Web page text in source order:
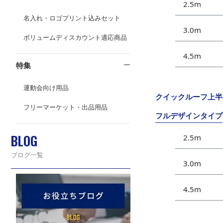
名入れ・ロゴプリント込みセット
ボリュームディスカウント適応商品
特集
運動会向け用品
フリーマーケット・出品用品
BLOG
ブログ一覧
2.5m
3.0m
4.5m
クイックルーフ上
フルデザインタイプ
2.5m
3.0m
4.5m